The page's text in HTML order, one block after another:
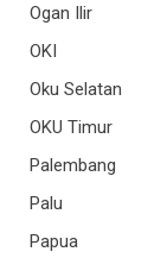
Ogan Ilir
OKI
Oku Selatan
OKU Timur
Palembang
Palu
Papua